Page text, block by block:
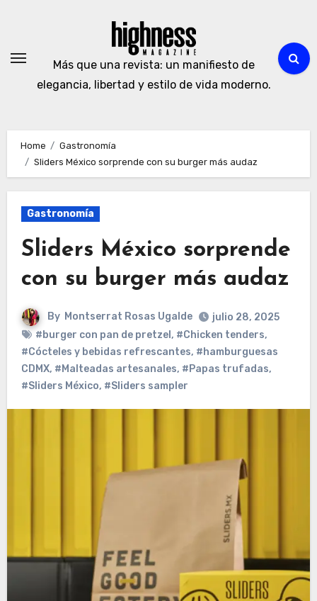
Más que una revista: un manifiesto de
elegancia, libertad y estilo de vida moderno.
Home
Gastronomía
Sliders México sorprende con su burger más audaz
Gastronomía
Sliders México sorprende
con su burger más audaz
By Montserrat Rosas Ugalde
julio 28, 2025
#burger con pan de pretzel , #Chicken tenders,
#Cócteles y bebidas refrescantes, #hamburguesas
CDMX, #Malteadas artesanales, #Papas trufadas,
#Sliders México, #Sliders sampler